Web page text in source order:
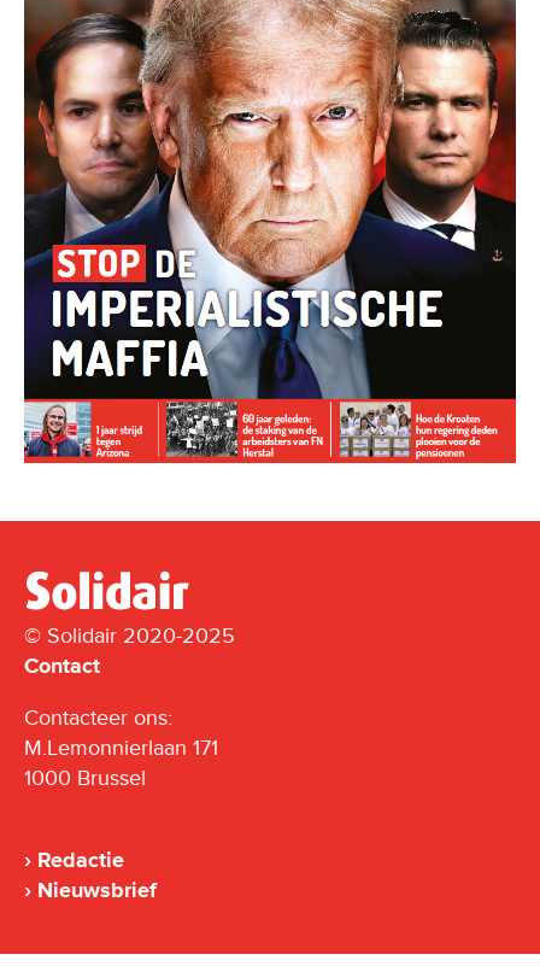
© Solidair 2020-2025
Contact
Contacteer ons:
M.Lemonnierlaan 171
1000 Brussel
Redactie
Nieuwsbrief